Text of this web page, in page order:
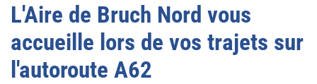
L'Aire de Bruch Nord vous
accueille lors de vos trajets sur
l'autoroute A62